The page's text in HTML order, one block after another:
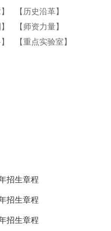
【历史沿革】
【师资力量】
【重点实验室】
招生章程
招生章程
招生章程